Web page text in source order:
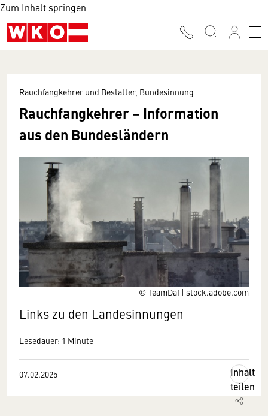
Zum Inhalt springen
© TeamDaf | stock.adobe.com
Rauchfangkehrer und Bestatter, Bundesinnung
Rauchfangkehrer − Information
aus den Bundesländern
Links zu den Landesinnungen
Lesedauer: 1 Minute
07.02.2025
Inhalt
teilen